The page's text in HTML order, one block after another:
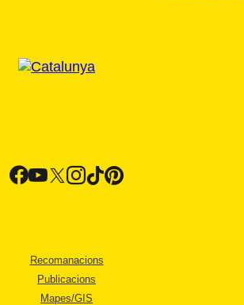
Recomanacions
Publicacions
Mapes/GIS